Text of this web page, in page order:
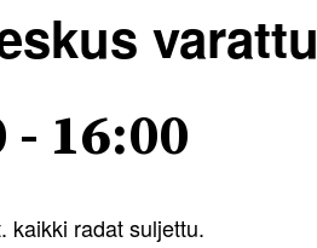
varattu
- 16:00
kaikki radat suljettu.